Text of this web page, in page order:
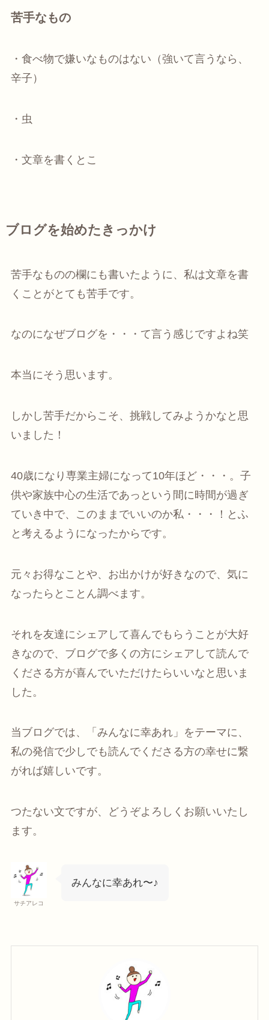
苦手なもの
・食べ物で嫌いなものはない（強いて言うなら、
辛子）
・虫
・文章を書くとこ
ブログを始めたきっかけ
苦手なものの欄にも書いたように、私は文章を書
くことがとても苦手です。
なのになぜブログを・・・て言う感じですよね笑
本当にそう思います。
しかし苦手だからこそ、挑戦してみようかなと思
いました！
40歳になり専業主婦になって10年ほど・・・。子
供や家族中心の生活であっという間に時間が過ぎ
ていき中で、このままでいいのか私・・・！とふ
と考えるようになったからです。
元々お得なことや、お出かけが好きなので、気に
なったらとことん調べます。
それを友達にシェアして喜んでもらうことが大好
きなので、ブログで多くの方にシェアして読んで
くださる方が喜んでいただけたらいいなと思いま
した。
当ブログでは、「みんなに幸あれ」をテーマに、
私の発信で少しでも読んでくださる方の幸せに繋
がれば嬉しいです。
つたない文ですが、どうぞよろしくお願いいたし
ます。
サチアレコ
みんなに幸あれ〜♪